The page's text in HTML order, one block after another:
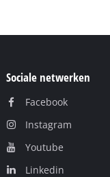
Sociale netwerken
Facebook
Instagram
Youtube
Linkedin